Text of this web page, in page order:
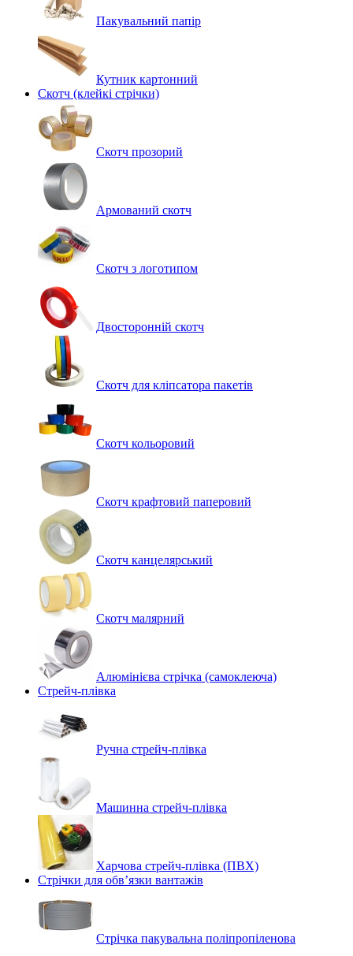
Пакувальний папір
Кутник картонний
Скотч (клейкі стрічки)
Скотч прозорий
Армований скотч
Скотч з логотипом
Двосторонній скотч
Скотч для кліпсатора пакетів
Скотч кольоровий
Скотч крафтовий паперовий
Скотч канцелярський
Скотч малярний
Алюмінієва стрічка (самоклеюча)
Стрейч-плівка
Ручна стрейч-плівка
Машинна стрейч‑плівка
Харчова стрейч-плівка (ПВХ)
Стрічки для обв’язки вантажів
Стрічка пакувальна поліпропіленова